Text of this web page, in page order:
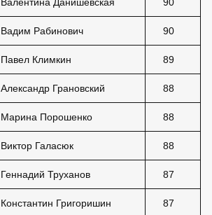
Вадим Рабинович 90
Павел Климкин 89
Александр Грановский 88
Марина Порошенко 88
Виктор Галасюк 88
Геннадий Труханов 87
Константин Григоришин 87